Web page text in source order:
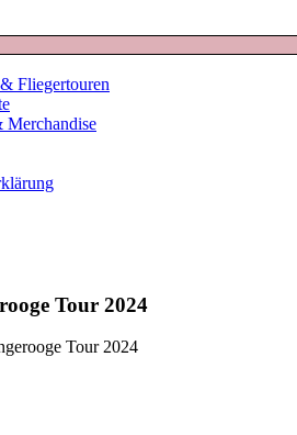
Fliegertouren
Merchandise
Tour 2024
Tour 2024